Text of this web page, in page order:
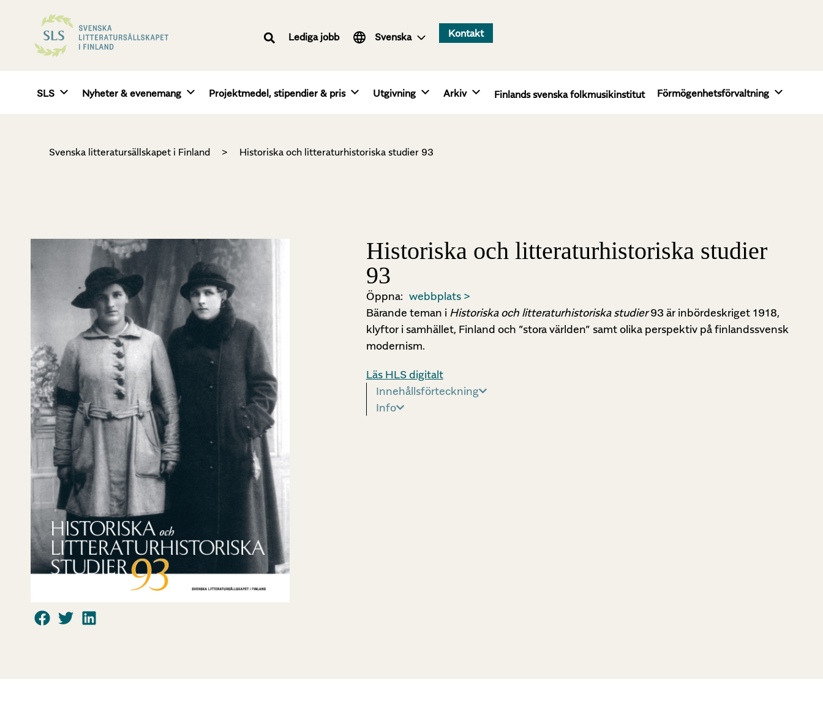
Lediga jobb Svenska
English Kontakt
SLS Nyheter & evenemang Projektmedel, stipendier & pris Utgivning Arkiv Finlands svenska folkmusikinstitut Förmögenhetsförvaltning
Svenska litteratursällskapet i Finland > Historiska och litteraturhistoriska studier 93
Historiska och litteraturhistoriska studier
93
Öppna: webbplats >
Bärande teman i Historiska och litteraturhistoriska studier93 är inbördeskriget 1918,
klyftor i samhället, Finland och ”stora världen” samt olika perspektiv på finlandssvensk
modernism.
Läs HLS digitalt
Innehållsförteckning
Info